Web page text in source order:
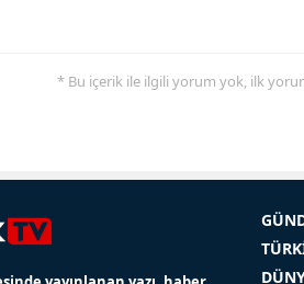
* Bu içerik ile ilgili yorum yok, ilk